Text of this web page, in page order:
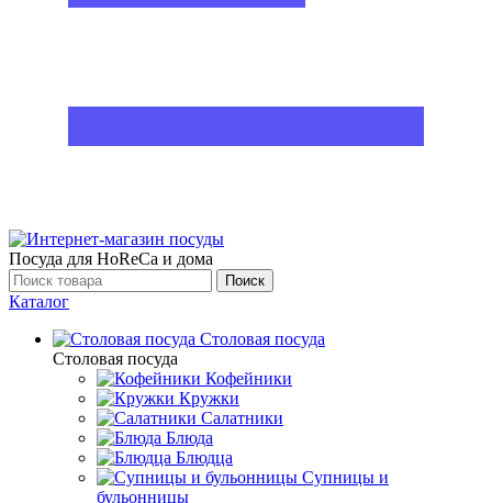
Посуда для HoReCa и дома
Поиск
Каталог
Столовая посуда
Столовая посуда
Кофейники
Кружки
Салатники
Блюда
Блюдца
Супницы и
бульонницы